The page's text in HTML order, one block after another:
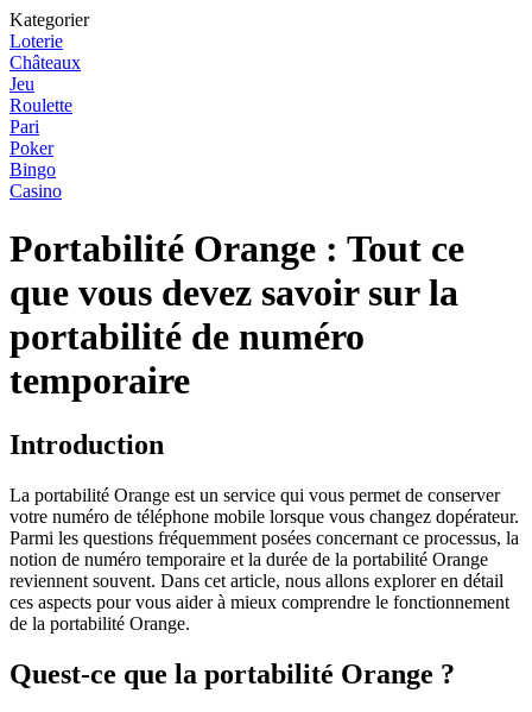
Kategorier
Loterie
Châteaux
Jeu
Roulette
Pari
Poker
Bingo
Casino
Portabilité Orange : Tout ce
que vous devez savoir sur la
portabilité de numéro
temporaire
Introduction
La portabilité Orange est un service qui vous permet de conserver
votre numéro de téléphone mobile lorsque vous changez dopérateur.
Parmi les questions fréquemment posées concernant ce processus, la
notion de numéro temporaire et la durée de la portabilité Orange
reviennent souvent. Dans cet article, nous allons explorer en détail
ces aspects pour vous aider à mieux comprendre le fonctionnement
de la portabilité Orange.
Quest-ce que la portabilité Orange ?